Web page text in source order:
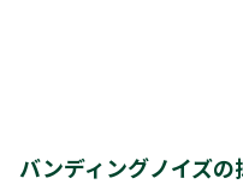
バンディングノイズの